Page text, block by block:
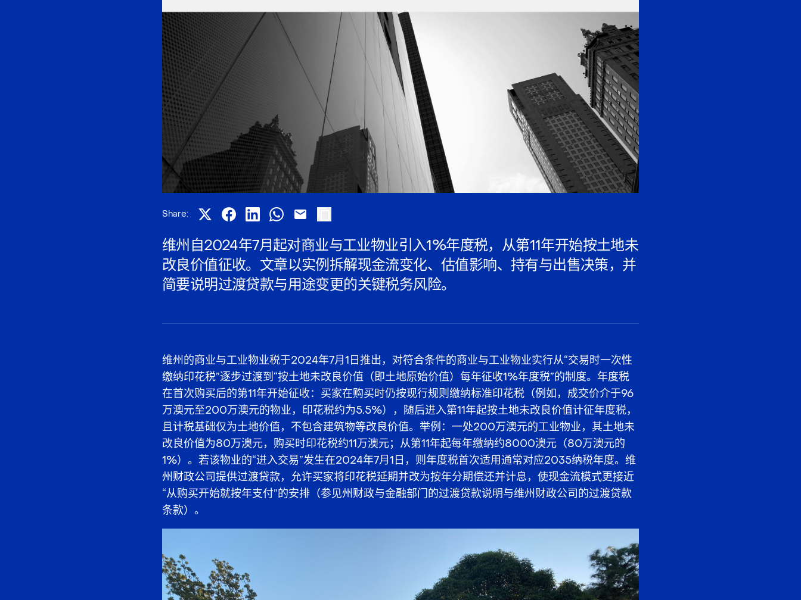
Share:
维州自2024年7月起对商业与工业物业引入1%年度税，从第11年开始按土地未
改良价值征收。文章以实例拆解现金流变化、估值影响、持有与出售决策，并
简要说明过渡贷款与用途变更的关键税务风险。
维州的商业与工业物业税于2024年7月1日推出，对符合条件的商业与工业物业实行从“交易时一次性
缴纳印花税”逐步过渡到“按土地未改良价值（即土地原始价值）每年征收1%年度税”的制度。年度税
在首次购买后的第11年开始征收：买家在购买时仍按现行规则缴纳标准印花税（例如，成交价介于96
万澳元至200万澳元的物业，印花税约为5.5%），随后进入第11年起按土地未改良价值计征年度税，
且计税基础仅为土地价值，不包含建筑物等改良价值。举例：一处200万澳元的工业物业，其土地未
改良价值为80万澳元，购买时印花税约11万澳元；从第11年起每年缴纳约8000澳元（80万澳元的
1%）。若该物业的“进入交易”发生在2024年7月1日，则年度税首次适用通常对应2035纳税年度。维
州财政公司提供过渡贷款，允许买家将印花税延期并改为按年分期偿还并计息，使现金流模式更接近
“从购买开始就按年支付”的安排（参见州财政与金融部门的过渡贷款说明与维州财政公司的过渡贷款
条款）。